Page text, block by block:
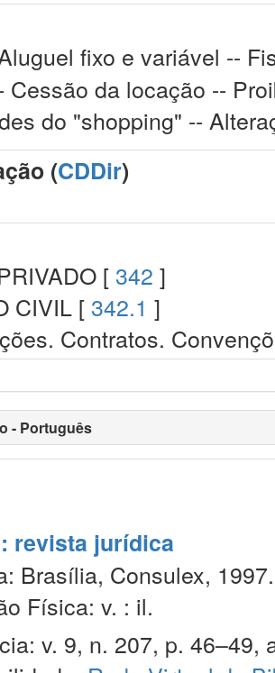
fixo e variável --
Cessão da locação --
do "shopping" --
(CDDir)
[ 342 ]
CIVIL [ 342.1 ]
Contratos.
- Português
revista jurídica
Brasília, Consulex, 1997.
Física: v. : il.
v. 9, n. 207, p. 46–49,